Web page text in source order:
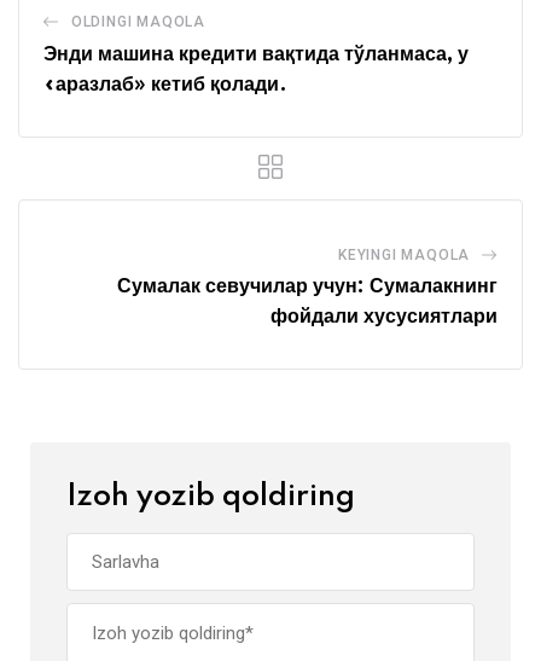
OLDINGI MAQOLA
Энди машина кредити вақтида тўланмаса, у
«аразлаб» кетиб қолади.
KEYINGI MAQOLA
Сумалак севучилар учун: Сумалакнинг
фойдали хусусиятлари
Izoh yozib qoldiring